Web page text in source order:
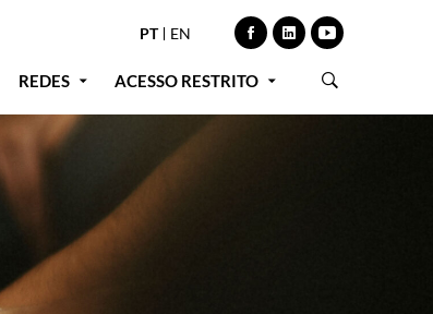
PT EN
REDES ACESSO RESTRITO